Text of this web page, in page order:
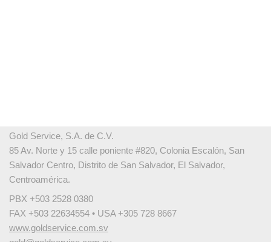
Gold Service, S.A. de C.V.
85 Av. Norte y 15 calle poniente #820, Colonia Escalón, San
Salvador Centro, Distrito de San Salvador, El Salvador,
Centroamérica.
PBX +503 2528 0380
FAX +503 22634554 • USA +305 728 8667
www.goldservice.com.sv